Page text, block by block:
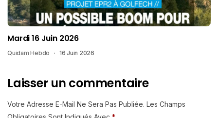
Mardi 16 Juin 2026
Quidam Hebdo 16 Juin 2026
Laisser un commentaire
Votre Adresse E-Mail Ne Sera Pas Publiée. Les Champs